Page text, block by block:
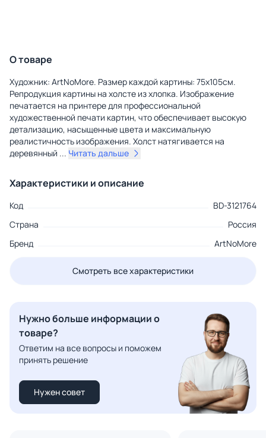
О товаре
Художник: ArtNoMore. Размер каждой картины: 75х105см.
Репродукция картины на холсте из хлопка. Изображение
печатается на принтере для профессиональной
художественной печати картин, что обеспечивает высокую
детализацию, насыщенные цвета и максимальную
реалистичность изображения. Холст натягивается на
деревянный ... Читать дальше
Характеристики и описание
Код
BD-3121764
Страна
Россия
Бренд
ArtNoMore
Смотреть все характеристики
Нужно больше информации о
товаре?
Ответим на все вопросы и поможем
принять решение
Нужен совет